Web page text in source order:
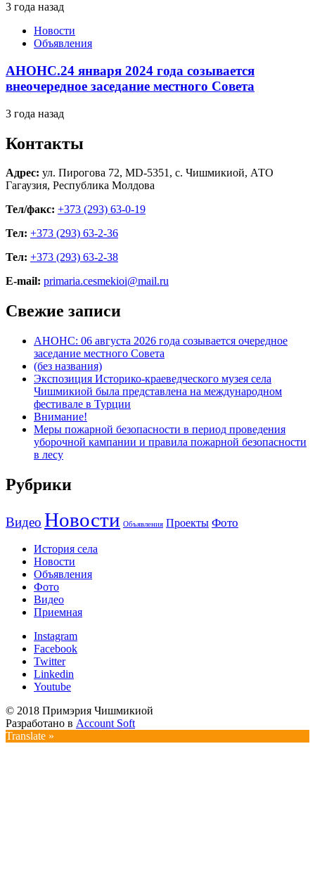
3 года назад
Новости
Объявления
АНОНС.24 января 2024 года созывается
внеочередное заседание местного Совета
3 года назад
Контакты
Адрес: ул. Пирогова 72, MD-5351, с. Чишмикиой, АТО
Гагаузия, Республика Молдова
Тел/факс: +373 (293) 63-0-19
Тел: +373 (293) 63-2-36
Тел: +373 (293) 63-2-38
E-mail: primaria.cesmekioi@mail.ru
Свежие записи
АНОНС: 06 августа 2026 года созывается очередное
заседание местного Совета
(без названия)
Экспозиция Историко-краеведческого музея села
Чишмикиой была представлена на международном
фестивале в Турции
Внимание!
Меры пожарной безопасности в период проведения
уборочной кампании и правила пожарной безопасности
в лесу
Рубрики
Видео Новости Объявления Проекты Фото
История села
Новости
Объявления
Фото
Видео
Приемная
Instagram
Facebook
Twitter
Linkedin
Youtube
© 2018 Примэрия Чишмикиой
Разработано в Account Soft
Translate »